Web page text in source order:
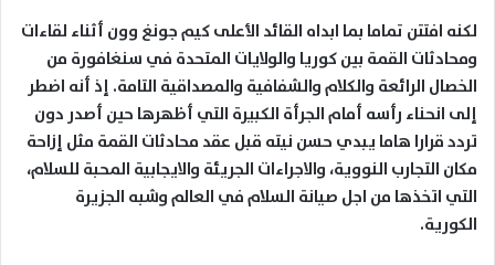
لكنه افتتن تماما بما ابداه القائد الأعلى كيم جونغ وون أثناء لقاءات
ومحادثات القمة بين كوريا والولايات المتحدة في سنغافورة من
الخصال الرائعة والكلام والشفافية والمصداقية التامة. إذ أنه اضطر
إلى انحناء رأسه أمام الجرأة الكبيرة التي أظهرها حين أصدر دون
تردد قرارا هاما يبدي حسن نيته قبل عقد محادثات القمة مثل إزاحة
مكان التجارب النووية، والاجراءات الجريئة والايجابية المحبة للسلام،
التي اتخذها من اجل صيانة السلام في العالم وشبه الجزيرة
الكورية.